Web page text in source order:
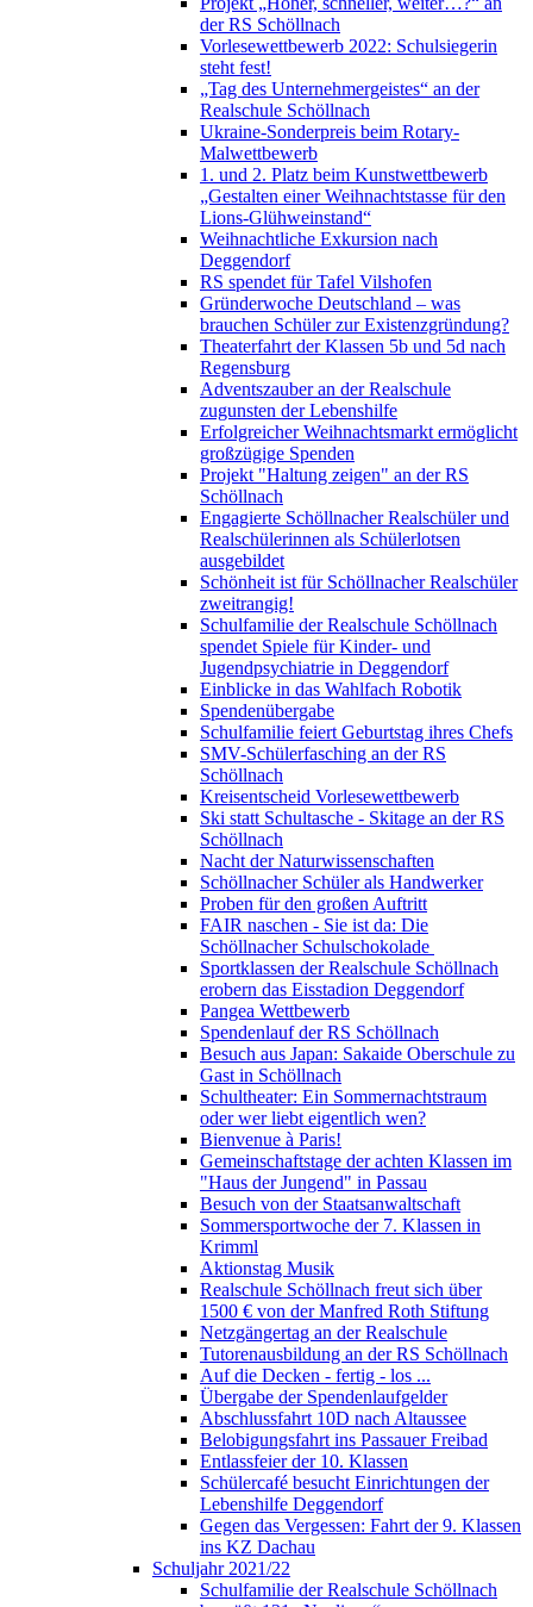
der RS Schöllnach
Vorlesewettbewerb 2022: Schulsiegerin
steht fest!
„Tag des Unternehmergeistes“ an der
Realschule Schöllnach
Ukraine-Sonderpreis beim Rotary-
Malwettbewerb
1. und 2. Platz beim Kunstwettbewerb
„Gestalten einer Weihnachtstasse für den
Lions-Glühweinstand“
Weihnachtliche Exkursion nach
Deggendorf
RS spendet für Tafel Vilshofen
Gründerwoche Deutschland – was
brauchen Schüler zur Existenzgründung?
Theaterfahrt der Klassen 5b und 5d nach
Regensburg
Adventszauber an der Realschule
zugunsten der Lebenshilfe
Erfolgreicher Weihnachtsmarkt ermöglicht
großzügige Spenden
Projekt "Haltung zeigen" an der RS
Schöllnach
Engagierte Schöllnacher Realschüler und
Realschülerinnen als Schülerlotsen
ausgebildet
Schönheit ist für Schöllnacher Realschüler
zweitrangig!
Schulfamilie der Realschule Schöllnach
spendet Spiele für Kinder- und
Jugendpsychiatrie in Deggendorf
Einblicke in das Wahlfach Robotik
Spendenübergabe
Schulfamilie feiert Geburtstag ihres Chefs
SMV-Schülerfasching an der RS
Schöllnach
Kreisentscheid Vorlesewettbewerb
Ski statt Schultasche - Skitage an der RS
Schöllnach
Nacht der Naturwissenschaften
Schöllnacher Schüler als Handwerker
Proben für den großen Auftritt
FAIR naschen - Sie ist da: Die
Schöllnacher Schulschokolade
Sportklassen der Realschule Schöllnach
erobern das Eisstadion Deggendorf
Pangea Wettbewerb
Spendenlauf der RS Schöllnach
Besuch aus Japan: Sakaide Oberschule zu
Gast in Schöllnach
Schultheater: Ein Sommernachtstraum
oder wer liebt eigentlich wen?
Bienvenue à Paris!
Gemeinschaftstage der achten Klassen im
"Haus der Jungend" in Passau
Besuch von der Staatsanwaltschaft
Sommersportwoche der 7. Klassen in
Krimml
Aktionstag Musik
Realschule Schöllnach freut sich über
1500 € von der Manfred Roth Stiftung
Netzgängertag an der Realschule
Tutorenausbildung an der RS Schöllnach
Auf die Decken - fertig - los ...
Übergabe der Spendenlaufgelder
Abschlussfahrt 10D nach Altaussee
Belobigungsfahrt ins Passauer Freibad
Entlassfeier der 10. Klassen
Schülercafé besucht Einrichtungen der
Lebenshilfe Deggendorf
Gegen das Vergessen: Fahrt der 9. Klassen
ins KZ Dachau
Schuljahr 2021/22
Schulfamilie der Realschule Schöllnach